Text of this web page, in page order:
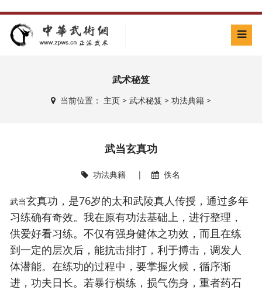
武术秘笈
当前位置： 主页> 武术秘笈> 功法典籍>
武当玄真功
功法典籍 | 佚名
武当玄真功，是76岁的太和武陵真人传授，通过多年
习练确有奇效。我在原有功法基础上，进行整理，
供爱好看习练。不仅有强身健体之功效，而且在练
到一定的层次后，能抗击排打，利于搏击，调发人
体潜能。在练功的过程中，要掌握火候，循序渐
进，功夫日长。若暴行横练，损气伤身，重者药石